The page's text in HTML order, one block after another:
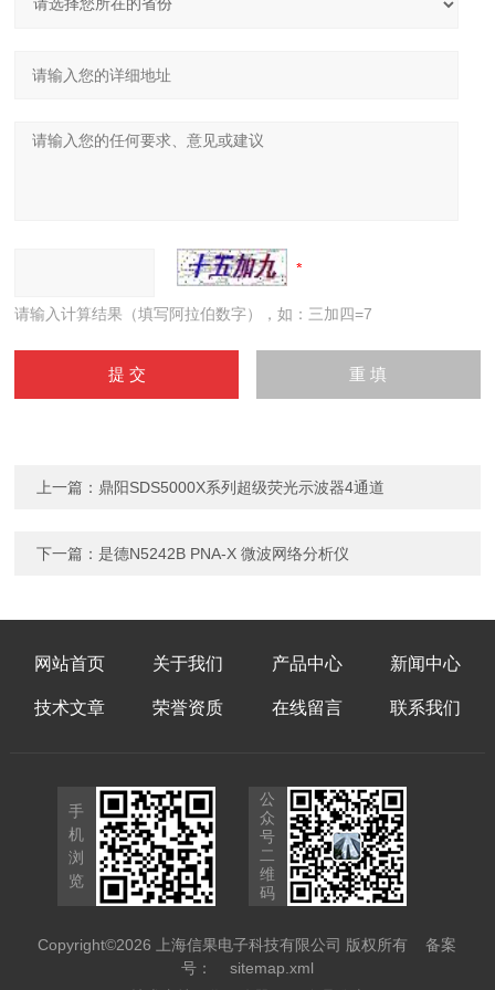
请输入计算结果（填写阿拉伯数字），如：三加四=7
上一篇： 鼎阳SDS5000X系列超级荧光示波器4通道
下一篇：是德N5242B PNA-X 微波网络分析仪
网站首页 关于我们 产品中心 新闻中心
技术文章 荣誉资质 在线留言 联系我们
手
机
浏
览
公
众
号
二
维
码
Copyright©2026 上海信果电子科技有限公司 版权所有备案
号：
sitemap.xml